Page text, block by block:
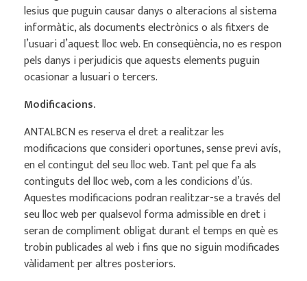
lesius que puguin causar danys o alteracions al sistema
informàtic, als documents electrònics o als fitxers de
l’usuari d’aquest lloc web. En conseqüència, no es respon
pels danys i perjudicis que aquests elements puguin
ocasionar a lusuari o tercers.
Modificacions.
ANTALBCN es reserva el dret a realitzar les
modificacions que consideri oportunes, sense previ avís,
en el contingut del seu lloc web. Tant pel que fa als
continguts del lloc web, com a les condicions d’ús.
Aquestes modificacions podran realitzar-se a través del
seu lloc web per qualsevol forma admissible en dret i
seran de compliment obligat durant el temps en què es
trobin publicades al web i fins que no siguin modificades
vàlidament per altres posteriors.